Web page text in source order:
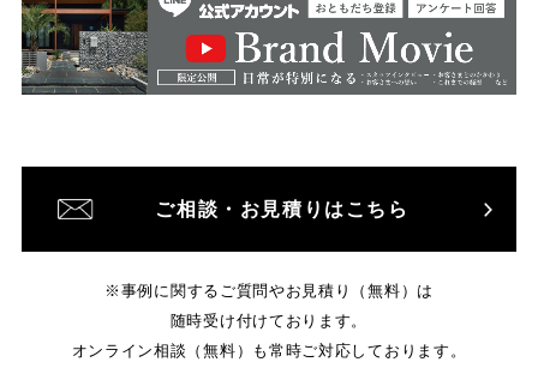
ご相談・お見積りはこちら
※事例に関するご質問やお見積り（無料）は
随時受け付けております。
オンライン相談（無料）も常時ご対応しております。